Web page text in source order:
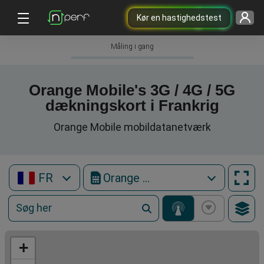
Kør en hastighedstest
Måling i gang
Orange Mobile's 3G / 4G / 5G
dækningskort i Frankrig
Orange Mobile mobildatanetværk
FR Orange Mobile
+